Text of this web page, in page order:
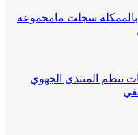
بالممكلة سجلت مامجموعه
تنظم المنتدى الجهوي